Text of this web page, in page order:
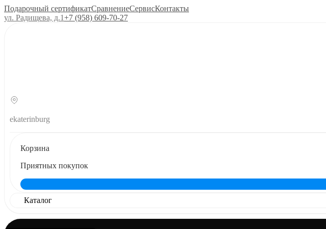
Подарочный сертификатСравнениеСервисКонтакты
ул. Радищева, д.1+7 (958) 609‑70‑27
ekaterinburg
Корзина
Приятных покупок
Каталог